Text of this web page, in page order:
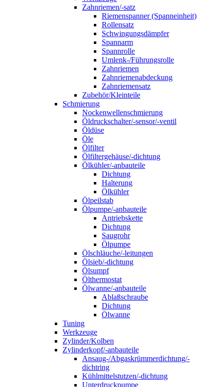
Zahnriemen/-satz
Riemenspanner (Spanneinheit)
Rollensatz
Schwingungsdämpfer
Spannarm
Spannrolle
Umlenk-/Führungsrolle
Zahnriemen
Zahnriemenabdeckung
Zahnriemensatz
Zubehör/Kleinteile
Schmierung
Nockenwellenschmierung
Öldruckschalter/-sensor/-ventil
Öldüse
Öle
Ölfilter
Ölfiltergehäuse/-dichtung
Ölkühler/-anbauteile
Dichtung
Halterung
Ölkühler
Ölpeilstab
Ölpumpe/-anbauteile
Antriebskette
Dichtung
Saugrohr
Ölpumpe
Ölschläuche/-leitungen
Ölsieb/-dichtung
Ölsumpf
Ölthermostat
Ölwanne/-anbauteile
Ablaßschraube
Dichtung
Ölwanne
Tuning
Werkzeuge
Zylinder/Kolben
Zylinderkopf/-anbauteile
Ansaug-/Abgaskrümmerdichtung/-
dichtring
Kühlmittelstutzen/-dichtung
Unterdruckpumpe